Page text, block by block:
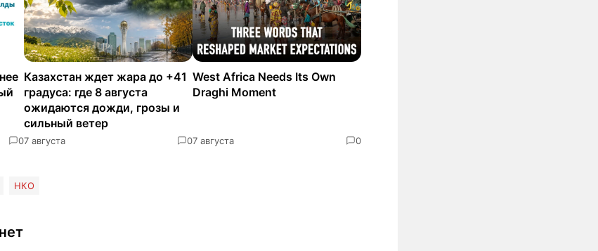
0
Казахстан ждет жара до +41
градуса: где 8 августа
ожидаются дожди, грозы и
сильный ветер
7 августа 0
West Africa Needs Its Own
Draghi Moment
7 августа 0
НКО